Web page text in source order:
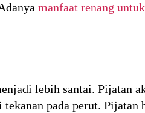
manfaat renang
lebih santai. Pijatan
pada perut. Pijatan